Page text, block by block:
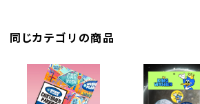
同じカテゴリの商品